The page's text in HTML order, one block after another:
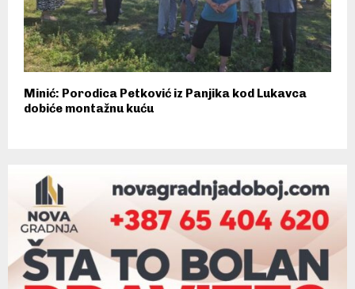
Minić: Porodica Petković iz Panjika kod Lukavca
dobiće montažnu kuću